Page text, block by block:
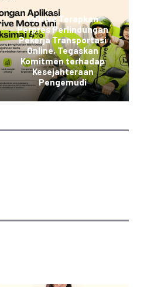
inDrive Terapkan
Perpres Perlindungan
Pekerja Transportasi
Online, Tegaskan
Komitmen terhadap
Kesejahteraan
Pengemudi